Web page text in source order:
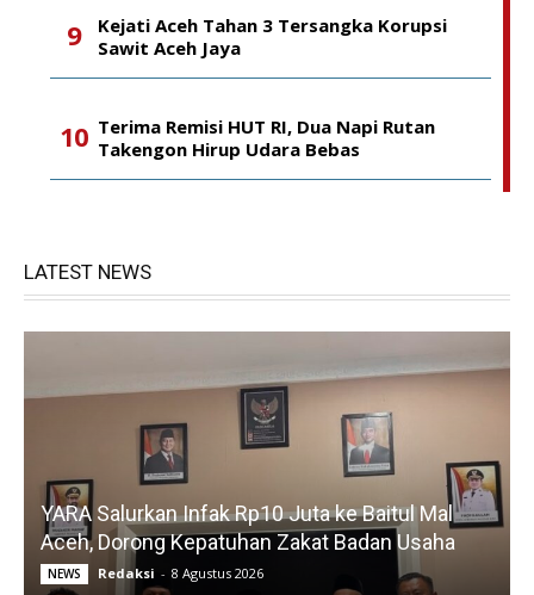
Kejati Aceh Tahan 3 Tersangka Korupsi
Sawit Aceh Jaya
Terima Remisi HUT RI, Dua Napi Rutan
Takengon Hirup Udara Bebas
LATEST NEWS
YARA Salurkan Infak Rp10 Juta ke Baitul Mal
Aceh, Dorong Kepatuhan Zakat Badan Usaha
NEWS Redaksi - 8 Agustus 2026